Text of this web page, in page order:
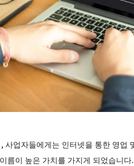
사업자들에게는 인터넷을 통한 영업
름이 높은 가치를 가지게 되었습니다.